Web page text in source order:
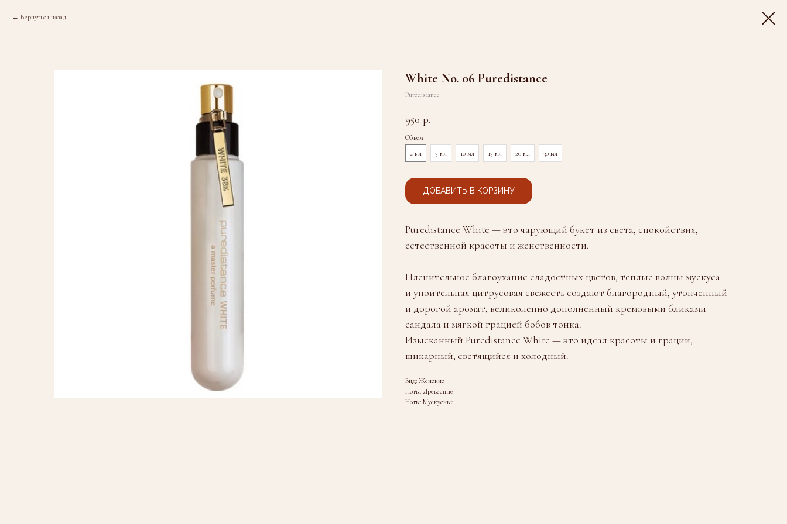
Вернуться назад
White No. 06 Puredistance
Puredistance
950 р.
Объем
2 мл
5 мл 10 мл 15 мл 20 мл 30 мл
ДОБАВИТЬ В КОРЗИНУ
Puredistance White — это чарующий букет из света, спокойствия,
естественной красоты и женственности.
Пленительное благоухание сладостных цветов, теплые волны мускуса
и упоительная цитрусовая свежесть создают благородный, утонченный
и дорогой аромат, великолепно дополненный кремовыми бликами
сандала и мягкой грацией бобов тонка.
Изысканный Puredistance White — это идеал красоты и грации,
шикарный, светящийся и холодный.
Вид: Женские
Ноты: Древесные
Ноты: Мускусные